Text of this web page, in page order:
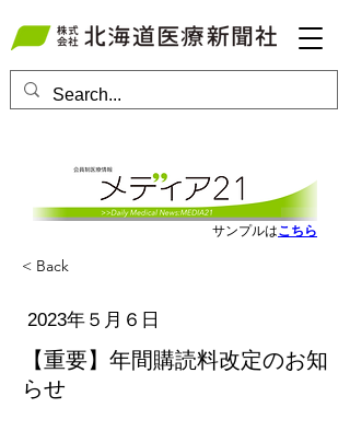
サンプルはこちら
< Back
2023年５月６日
【重要】年間購読料改定のお知
らせ